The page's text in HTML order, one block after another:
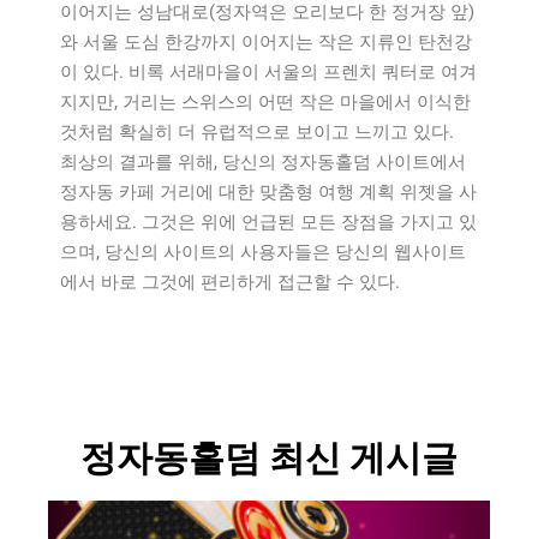
이어지는 성남대로(정자역은 오리보다 한 정거장 앞)
와 서울 도심 한강까지 이어지는 작은 지류인 탄천강
이 있다. 비록 서래마을이 서울의 프렌치 쿼터로 여겨
지지만, 거리는 스위스의 어떤 작은 마을에서 이식한
것처럼 확실히 더 유럽적으로 보이고 느끼고 있다.
최상의 결과를 위해, 당신의 정자동홀덤 사이트에서
정자동 카페 거리에 대한 맞춤형 여행 계획 위젯을 사
용하세요. 그것은 위에 언급된 모든 장점을 가지고 있
으며, 당신의 사이트의 사용자들은 당신의 웹사이트
에서 바로 그것에 편리하게 접근할 수 있다.
정자동홀덤 최신 게시글